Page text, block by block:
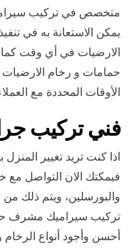
متخصص في تركيب
يمكن الاستعانة به في
الارضيات في أي وقت
حمامات و رخام
الأوقات المحددة مع
فني تركيب
اذا كنت تريد تغيير
فيمكتك الان التواصل مع
والبورسلين، ويتم ذلك
تركيب سيراميك مشرف
أحسن وأجود أنواع